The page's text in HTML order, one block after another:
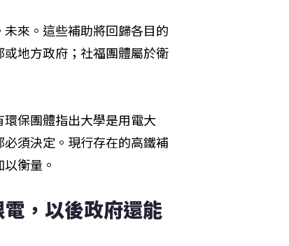
來。這些補助將回歸各目的
地方政府；社福團體屬於衛
保團體指出大學是用電大
須決定。現行存在的高鐵補
衡量。
，以後政府還能